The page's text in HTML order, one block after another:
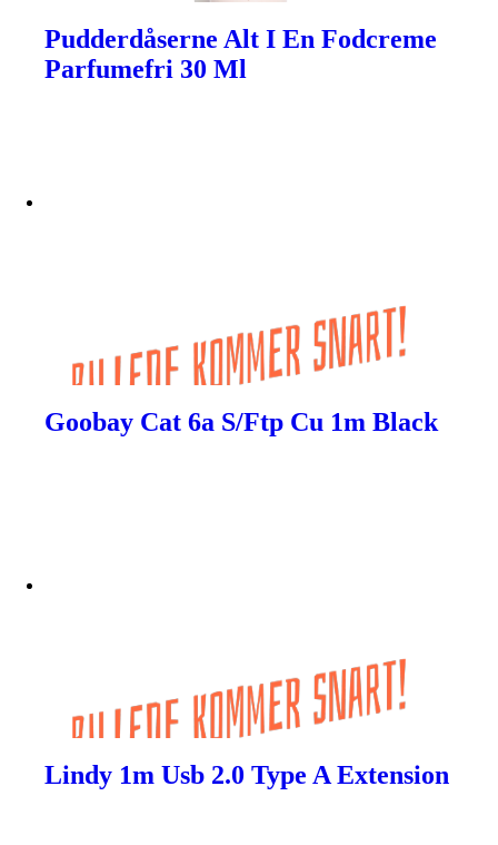
Pudderdåserne Alt I En Fodcreme
Parfumefri 30 Ml
Goobay Cat 6a S/Ftp Cu 1m Black
Lindy 1m Usb 2.0 Type A Extension